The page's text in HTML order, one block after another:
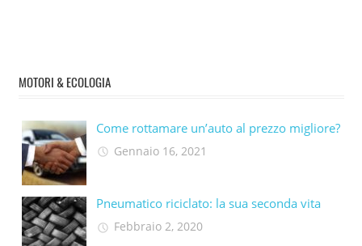
MOTORI & ECOLOGIA
Come rottamare un’auto al prezzo migliore?
Gennaio 16, 2021
Pneumatico riciclato: la sua seconda vita​
Febbraio 2, 2020